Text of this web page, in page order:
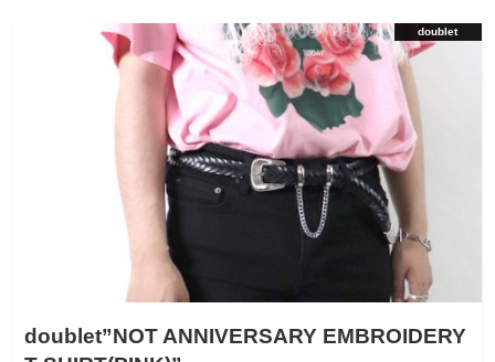
doublet
doublet”NOT ANNIVERSARY EMBROIDERY